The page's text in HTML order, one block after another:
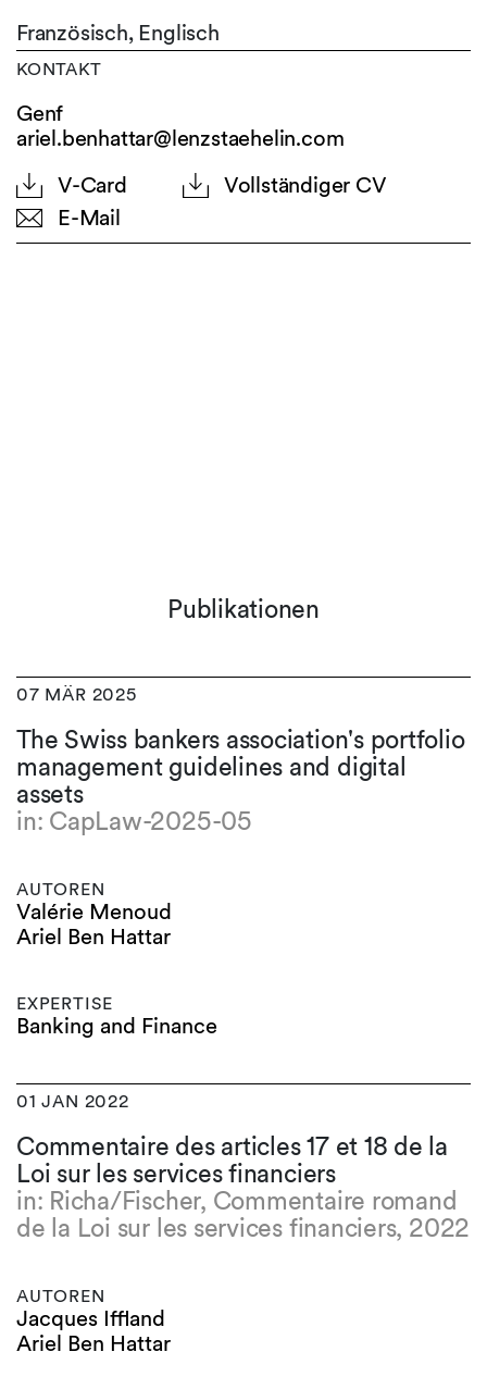
Französisch, Englisch
KONTAKT
Genf
ariel.benhattar@lenzstaehelin.com
V-Card
Vollständiger CV
E-Mail
Publikationen
07 MÄR 2025
The Swiss bankers association's portfolio
management guidelines and digital
assets
in: CapLaw-2025-05
AUTOREN
Valérie Menoud
Ariel Ben Hattar
EXPERTISE
Banking and Finance
01 JAN 2022
Commentaire des articles 17 et 18 de la
Loi sur les services financiers
in: Richa/Fischer, Commentaire romand
de la Loi sur les services financiers, 2022
AUTOREN
Jacques Iffland
Ariel Ben Hattar